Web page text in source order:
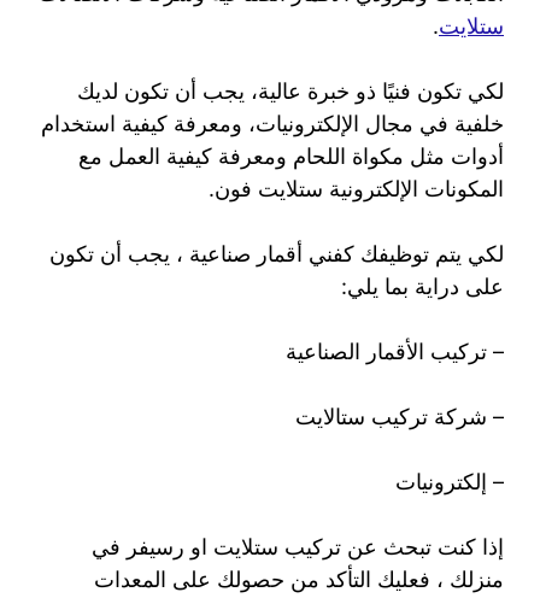
ستلايت.
لكي تكون فنيًا ذو خبرة عالية، يجب أن تكون لديك
خلفية في مجال الإلكترونيات، ومعرفة كيفية استخدام
أدوات مثل مكواة اللحام ومعرفة كيفية العمل مع
المكونات الإلكترونية ستلايت فون.
لكي يتم توظيفك كفني أقمار صناعية ، يجب أن تكون
على دراية بما يلي:
– تركيب الأقمار الصناعية
– شركة تركيب ستالايت
– إلكترونيات
إذا كنت تبحث عن تركيب ستلايت او رسيفر في
منزلك ، فعليك التأكد من حصولك على المعدات